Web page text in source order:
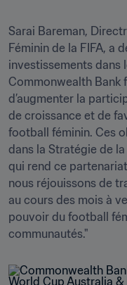
Sarai Bareman,
Féminin de la FIFA, a
investissements dans
Commonwealth Bank
d’augmenter la
de croissance et de
football féminin. Ces
dans la Stratégie de
qui rend ce
nous réjouissons de
au cours des mois à
pouvoir du football
communautés."